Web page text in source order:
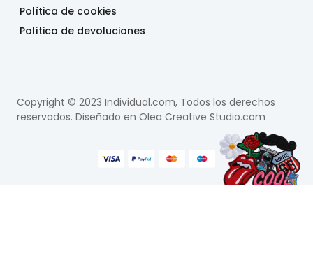
Política de cookies
Política de devoluciones
Copyright © 2023 Individual.com, Todos los derechos
reservados. Diseñado en Olea Creative Studio.com